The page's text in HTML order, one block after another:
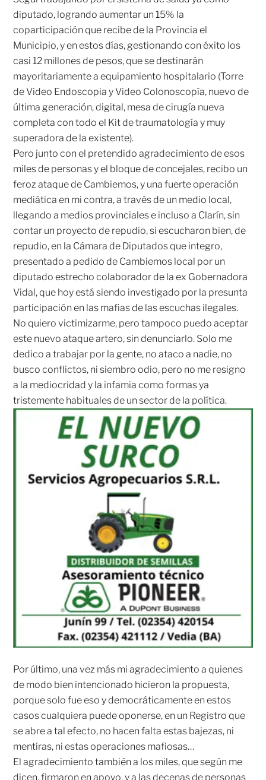
diputado, logrando aumentar un 15% la
coparticipación que recibe de la Provincia el
Municipio, y en estos días, gestionando con éxito los
casi 12 millones de pesos, que se destinarán
mayoritariamente a equipamiento hospitalario (Torre
de Video Endoscopia y Video Colonoscopía, nuevo de
última generación, digital, mesa de cirugía nueva
completa con todo el Kit de traumatología y muy
superadora de la existente).
Pero junto con el pretendido agradecimiento de esos
miles de personas y el bloque de concejales, recibo un
feroz ataque de Cambiemos, y una fuerte operación
mediática en mi contra, a través de un medio local,
llegando a medios provinciales e incluso a Clarín, sin
contar un proyecto de repudio, si escucharon bien, de
repudio, en la Cámara de Diputados que integro,
presentado a pedido de Cambiemos local por un
diputado estrecho colaborador de la ex Gobernadora
Vidal, que hoy está siendo investigado por la presunta
participación en las mafias de las escuchas ilegales.
No quiero victimizarme, pero tampoco puedo aceptar
este nuevo ataque artero, sin denunciarlo. Solo me
dedico a trabajar por la gente, no ataco a nadie, no
busco conflictos, ni siembro odio, pero no me resigno
a la mediocridad y la infamia como formas ya
tristemente habituales de un sector de la política.
Por último, una vez más mi agradecimiento a quienes
de modo bien intencionado hicieron la propuesta,
porque solo fue eso y democráticamente en estos
casos cualquiera puede oponerse, en un Registro que
se abre a tal efecto, no hacen falta estas bajezas, ni
mentiras, ni estas operaciones mafiosas…
El agradecimiento también a los miles, que según me
dicen, firmaron en apoyo, y a las decenas de personas